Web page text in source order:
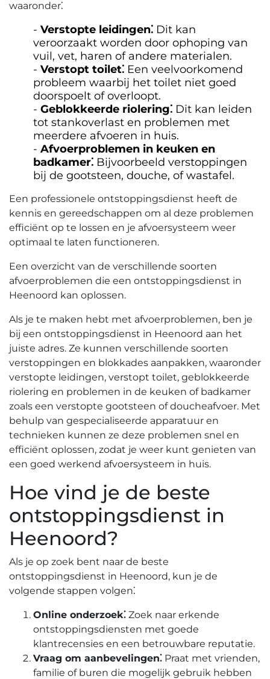
waaronder⁚
Verstopte leidingen⁚ Dit kan
veroorzaakt worden door ophoping van
vuil, vet, haren of andere materialen.​
Verstopt toilet⁚ Een veelvoorkomend
probleem waarbij het toilet niet goed
doorspoelt of overloopt.​
Geblokkeerde riolering⁚ Dit kan leiden
tot stankoverlast en problemen met
meerdere afvoeren in huis.​
Afvoerproblemen in keuken en
badkamer⁚ Bijvoorbeeld verstoppingen
bij de gootsteen, douche, of wastafel.​
Een professionele ontstoppingsdienst heeft de
kennis en gereedschappen om al deze problemen
efficiënt op te lossen en je afvoersysteem weer
optimaal te laten functioneren.​
Een overzicht van de verschillende soorten
afvoerproblemen die een ontstoppingsdienst in
Heenoord kan oplossen.​
Als je te maken hebt met afvoerproblemen, ben je
bij een ontstoppingsdienst in Heenoord aan het
juiste adres.​ Ze kunnen verschillende soorten
verstoppingen en blokkades aanpakken, waaronder
verstopte leidingen, verstopt toilet, geblokkeerde
riolering en problemen in de keuken of badkamer
zoals een verstopte gootsteen of doucheafvoer.​ Met
behulp van gespecialiseerde apparatuur en
technieken kunnen ze deze problemen snel en
efficiënt oplossen, zodat je weer kunt genieten van
een goed werkend afvoersysteem in huis.​
Hoe vind je de beste
ontstoppingsdienst in
Heenoord?
Als je op zoek bent naar de beste
ontstoppingsdienst in Heenoord, kun je de
volgende stappen volgen⁚
Online onderzoek⁚ Zoek naar erkende
ontstoppingsdiensten met goede
klantrecensies en een betrouwbare reputatie.​
Vraag om aanbevelingen⁚ Praat met vrienden,
familie of buren die mogelijk gebruik hebben